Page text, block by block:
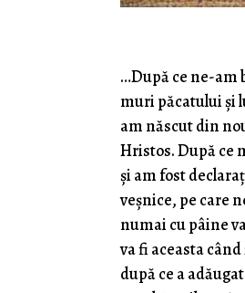
…După ce ne-am
muri păcatului şi
am născut din
Hristos. După ce
şi am fost
veşnice, pe care
numai cu pâine
va fi aceasta
după ce a